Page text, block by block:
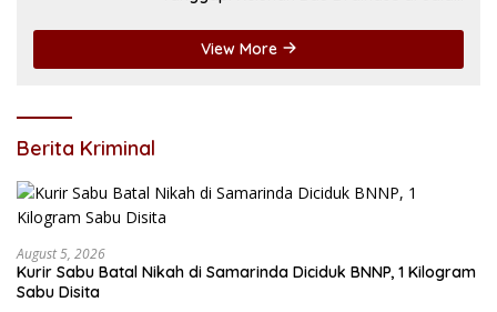
View More
Berita Kriminal
August 5, 2026
Kurir Sabu Batal Nikah di Samarinda Diciduk BNNP, 1 Kilogram
Sabu Disita